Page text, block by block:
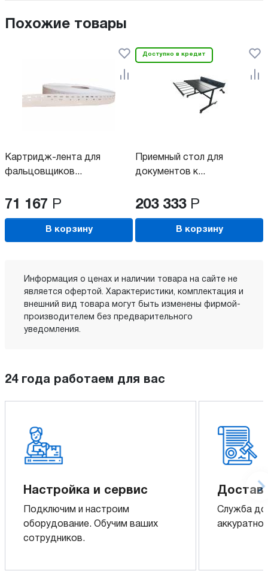
Похожие товары
Картридж-лента для
фальцовщиков...
71 167 Р
В корзину
Доступно в кредит
Приемный стол для
документов к...
203 333 Р
В корзину
Информация о ценах и наличии товара на сайте не
является офертой. Характеристики, комплектация и
внешний вид товара могут быть изменены фирмой-
производителем без предварительного
уведомления.
24 года работаем для вас
Настройка и сервис
Подключим и настроим
оборудование. Обучим ваших
сотрудников.
Служба
аккуратно